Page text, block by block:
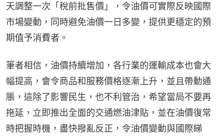
天調整一次「稅前批售價」，令油價可實際反映國際
市場變動，同時避免油價一日多變，提供更穩定的預
期值予消費者。
筆者相信，油價持續增加，各行業的運輸成本也會大
幅提高，會令商品和服務價格逐漸上升，並且帶動通
脹，這除了影響民生，也不利管治，希望當局不要再
拖延，立即推出全面的交通燃油津貼，並在油價復常
時把握時機，盡快撥亂反正，令油價變動與國際睇